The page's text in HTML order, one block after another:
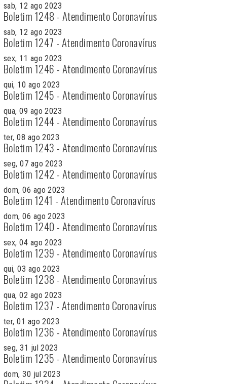
sab, 12 ago 2023
Boletim 1248 - Atendimento Coronavírus
sab, 12 ago 2023
Boletim 1247 - Atendimento Coronavírus
sex, 11 ago 2023
Boletim 1246 - Atendimento Coronavírus
qui, 10 ago 2023
Boletim 1245 - Atendimento Coronavírus
qua, 09 ago 2023
Boletim 1244 - Atendimento Coronavírus
ter, 08 ago 2023
Boletim 1243 - Atendimento Coronavírus
seg, 07 ago 2023
Boletim 1242 - Atendimento Coronavírus
dom, 06 ago 2023
Boletim 1241 - Atendimento Coronavírus
dom, 06 ago 2023
Boletim 1240 - Atendimento Coronavírus
sex, 04 ago 2023
Boletim 1239 - Atendimento Coronavírus
qui, 03 ago 2023
Boletim 1238 - Atendimento Coronavírus
qua, 02 ago 2023
Boletim 1237 - Atendimento Coronavírus
ter, 01 ago 2023
Boletim 1236 - Atendimento Coronavírus
seg, 31 jul 2023
Boletim 1235 - Atendimento Coronavírus
dom, 30 jul 2023